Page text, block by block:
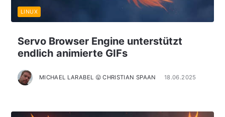
Servo Browser Engine unterstützt
endlich animierte GIFs
MICHAEL LARABEL 😛 CHRISTIAN SPAAN 18.06.2025
LINUX